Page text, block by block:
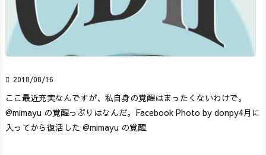
 2018/08/16
ここ最近充実なんですが、私自身の覚醒はまったくないわけで。
@mimayu の覚醒っぷりはなんだ。 Facebook Photo by donpy4月に
入ってから復活した @mimayu の覚醒